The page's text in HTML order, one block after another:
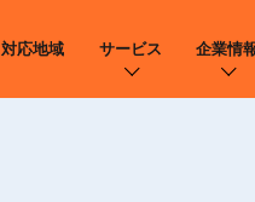
対応地域 サービス 企業情